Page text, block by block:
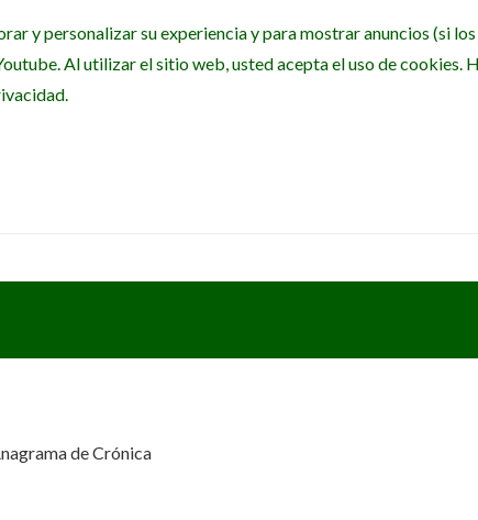
y personalizar su experiencia y para mostrar anuncios (si
Al utilizar el sitio web, usted acepta el uso de
de Crónica